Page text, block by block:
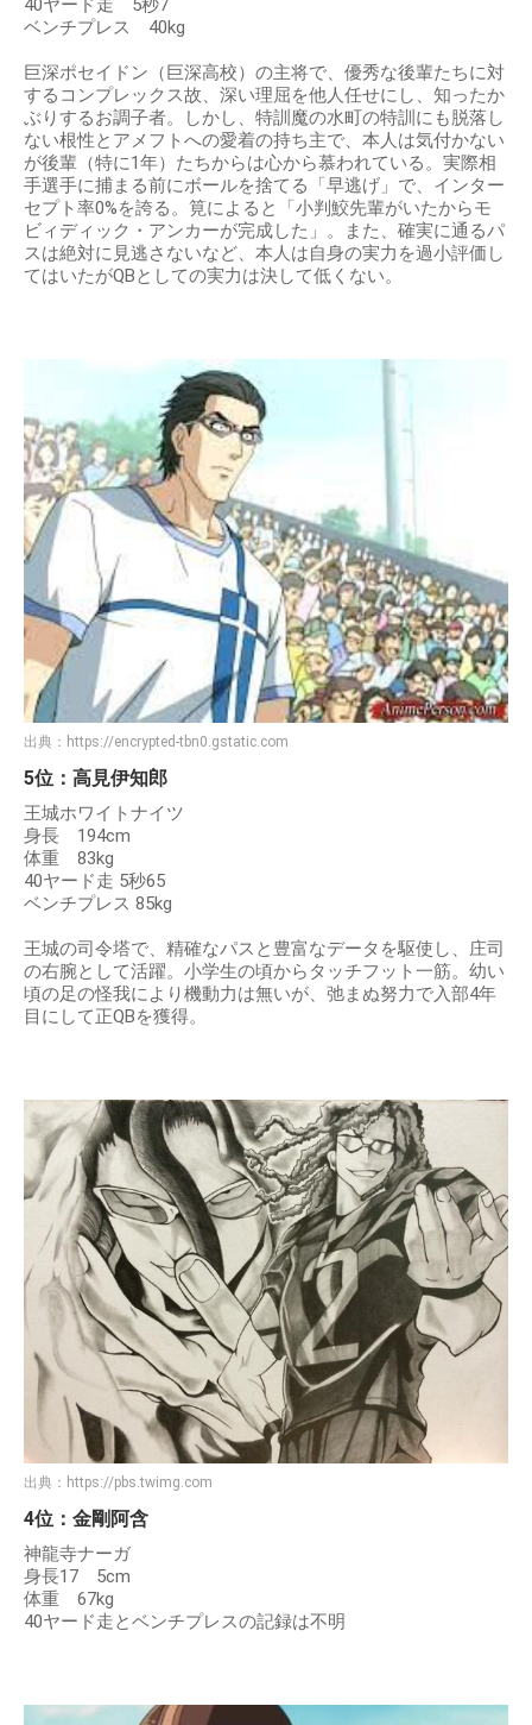
40ヤード走 5秒7
ベンチプレス 40kg
巨深ポセイドン（巨深高校）の主将で、優秀な後輩たちに対
するコンプレックス故、深い理屈を他人任せにし、知ったか
ぶりするお調子者。しかし、特訓魔の水町の特訓にも脱落し
ない根性とアメフトへの愛着の持ち主で、本人は気付かない
が後輩（特に1年）たちからは心から慕われている。実際相
手選手に捕まる前にボールを捨てる「早逃げ」で、インター
セプト率0%を誇る。筧によると「小判鮫先輩がいたからモ
ビィディック・アンカーが完成した」。また、確実に通るパ
スは絶対に見逃さないなど、本人は自身の実力を過小評価し
てはいたがQBとしての実力は決して低くない。
出典： https://encrypted-tbn0.gstatic.com
5位：高見伊知郎
王城ホワイトナイツ
身長 194cm
体重 83kg
40ヤード走 5秒65
ベンチプレス 85kg
王城の司令塔で、精確なパスと豊富なデータを駆使し、庄司
の右腕として活躍。小学生の頃からタッチフット一筋。幼い
頃の足の怪我により機動力は無いが、弛まぬ努力で入部4年
目にして正QBを獲得。
出典： https://pbs.twimg.com
4位：金剛阿含
神龍寺ナーガ
身長17 5cm
体重 67kg
40ヤード走とベンチプレスの記録は不明